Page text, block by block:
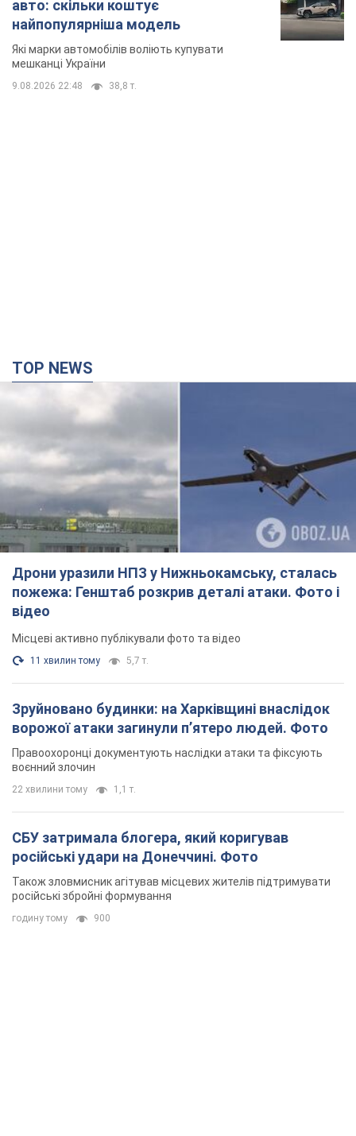
Дрони уразили НПЗ у Нижньокамську, сталась
відео
Місцеві активно публікували фото та відео
11 хвилин тому
Зруйновано будинки: на Харківщині внаслідок
ворожої атаки загинули п’ятеро людей. Фото
Правоохоронці документують наслідки атаки та фіксують
воєнний злочин
22 хвилини тому 1,1 т.
СБУ затримала блогера, який коригував
російські удари на Донеччині. Фото
Також зловмисник агітував місцевих жителів підтримувати
російські збройні формування
годину тому 900